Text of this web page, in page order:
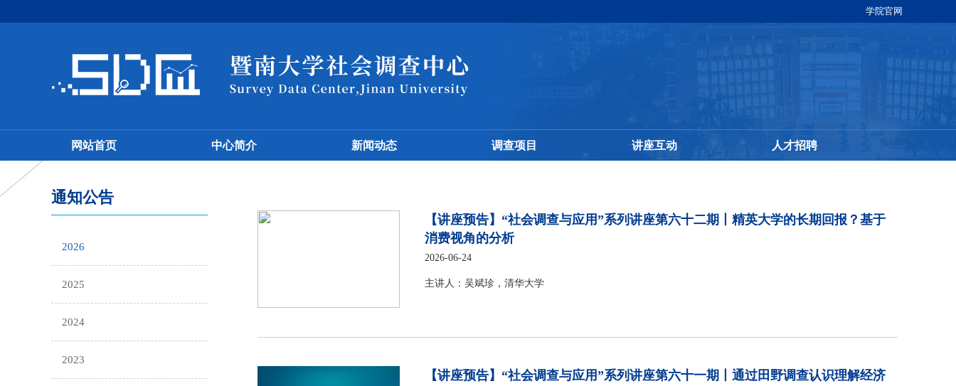
学院官网
网站首页 中心简介 新闻动态 调查项目 讲座互动 人才招聘
通知公告
2026
2025
2024
2023
【讲座预告】“社会调查与应用”系列讲座第六十二期丨精英大学的长期回报？基于
消费视角的分析
2026-06-24
主讲人：吴斌珍，清华大学
【讲座预告】“社会调查与应用”系列讲座第六十一期丨通过田野调查认识理解经济